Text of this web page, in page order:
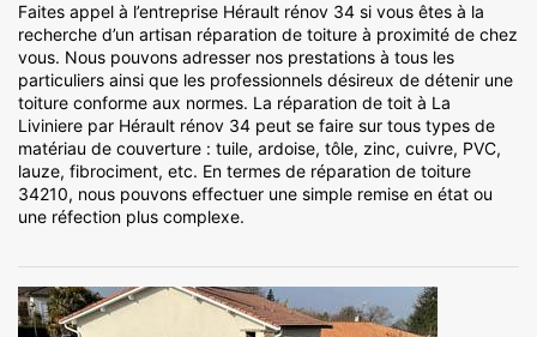
Faites appel à l’entreprise Hérault rénov 34 si vous êtes à la
recherche d’un artisan réparation de toiture à proximité de chez
vous. Nous pouvons adresser nos prestations à tous les
particuliers ainsi que les professionnels désireux de détenir une
toiture conforme aux normes. La réparation de toit à La
Liviniere par Hérault rénov 34 peut se faire sur tous types de
matériau de couverture : tuile, ardoise, tôle, zinc, cuivre, PVC,
lauze, fibrociment, etc. En termes de réparation de toiture
34210, nous pouvons effectuer une simple remise en état ou
une réfection plus complexe.